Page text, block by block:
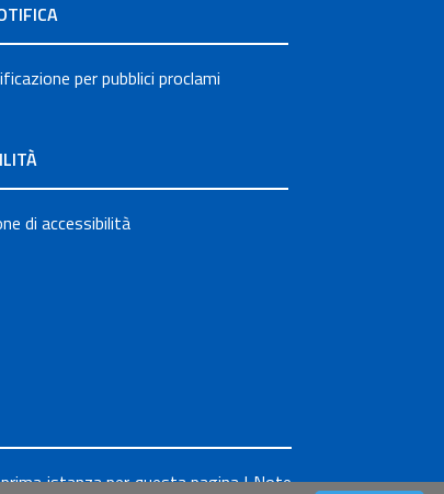
per pubblici proclami
di accessibilità
istanza per questa pagina|Note